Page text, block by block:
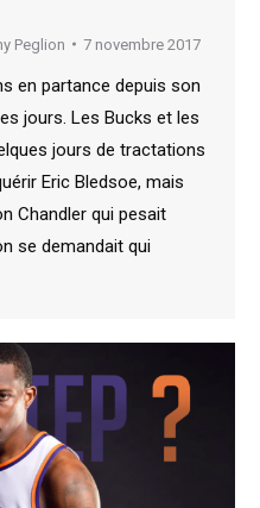
Peglion 7 novembre 2017
en partance depuis son
jours. Les Bucks et les
jours de tractations
Eric Bledsoe, mais
Chandler qui pesait
se demandait qui